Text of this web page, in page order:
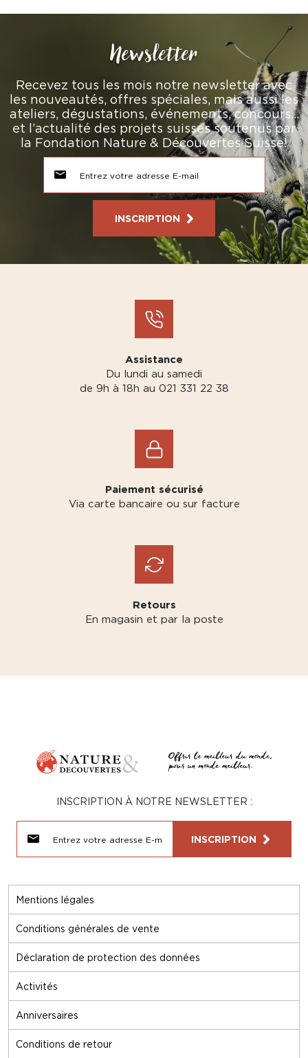
Newsletter
Recevez tous les mois notre newsletter avec
les nouveautés, offres spéciales, mais aussi les
ateliers, dégustations, événements, concours…
et l’actualité des projets suisses soutenus par
la Fondation Nature & Découvertes Suisse!
INSCRIPTION
Assistance
Du lundi au samedi
de 9h à 18h au 021 331 22 38
Paiement sécurisé
Via carte bancaire ou sur facture
Retours
En magasin et par la poste
Mentions légales
Conditions générales de vente
Déclaration de protection des données
Activités
Anniversaires
Conditions de retour
INSCRIPTION À NOTRE NEWSLETTER :
INSCRIPTION